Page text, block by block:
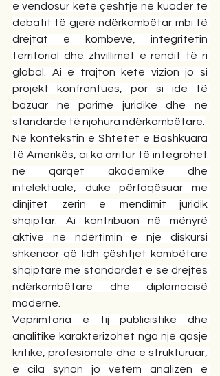
e vendosur këtë çështje në kuadër të
debatit të gjerë ndërkombëtar mbi të
drejtat e kombeve, integritetin
territorial dhe zhvillimet e rendit të ri
global. Ai e trajton këtë vizion jo si
projekt konfrontues, por si ide të
bazuar në parime juridike dhe në
standarde të njohura ndërkombëtare.
Në kontekstin e Shtetet e Bashkuara
të Amerikës, ai ka arritur të integrohet
në qarqet akademike dhe
intelektuale, duke përfaqësuar me
dinjitet zërin e mendimit juridik
shqiptar. Ai kontribuon në mënyrë
aktive në ndërtimin e një diskursi
shkencor që lidh çështjet kombëtare
shqiptare me standardet e së drejtës
ndërkombëtare dhe diplomacisë
moderne.
Veprimtaria e tij publicistike dhe
analitike karakterizohet nga një qasje
kritike, profesionale dhe e strukturuar,
e cila synon jo vetëm analizën e